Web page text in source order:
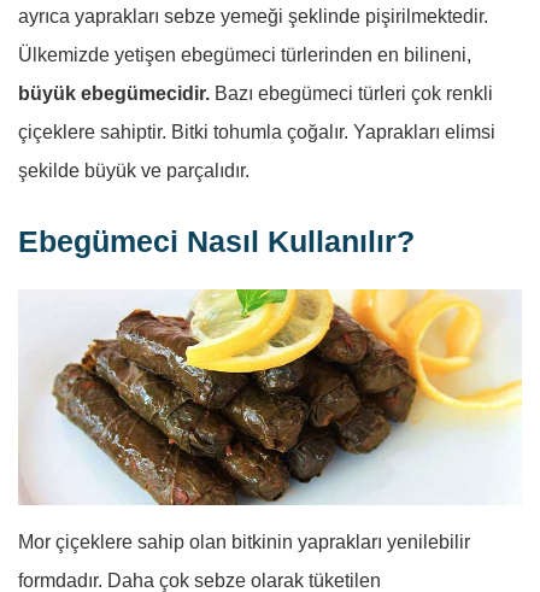
ayrıca yaprakları sebze yemeği şeklinde pişirilmektedir.
Ülkemizde yetişen ebegümeci türlerinden en bilineni,
büyük ebegümecidir. Bazı ebegümeci türleri çok renkli
çiçeklere sahiptir. Bitki tohumla çoğalır. Yaprakları elimsi
şekilde büyük ve parçalıdır.
Ebegümeci Nasıl Kullanılır?
Mor çiçeklere sahip olan bitkinin yaprakları yenilebilir
formdadır. Daha çok sebze olarak tüketilen